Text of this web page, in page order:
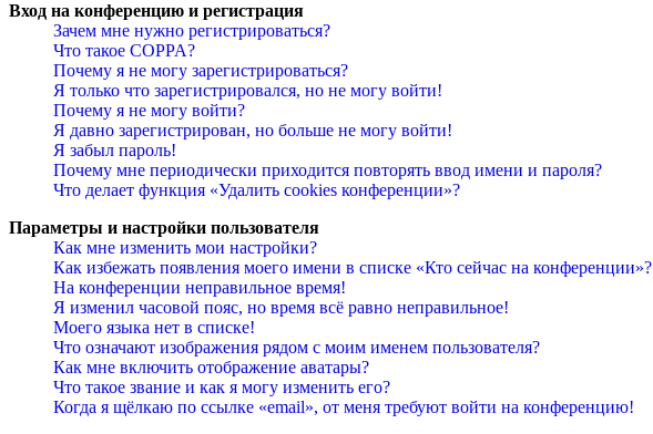
Вход на конференцию и регистрация
Зачем мне нужно регистрироваться?
Что такое COPPA?
Почему я не могу зарегистрироваться?
Я только что зарегистрировался, но не могу войти!
Почему я не могу войти?
Я давно зарегистрирован, но больше не могу войти!
Я забыл пароль!
Почему мне периодически приходится повторять ввод имени и пароля?
Что делает функция «Удалить cookies конференции»?
Параметры и настройки пользователя
Как мне изменить мои настройки?
Как избежать появления моего имени в списке «Кто сейчас на конференции»?
На конференции неправильное время!
Я изменил часовой пояс, но время всё равно неправильное!
Моего языка нет в списке!
Что означают изображения рядом с моим именем пользователя?
Как мне включить отображение аватары?
Что такое звание и как я могу изменить его?
Когда я щёлкаю по ссылке «email», от меня требуют войти на конференцию!